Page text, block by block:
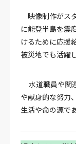
映像制作がス
に能登半島を震
けるために応援
被災地でも活躍
水道職員や関
や献身的な努力
生活や命の源で